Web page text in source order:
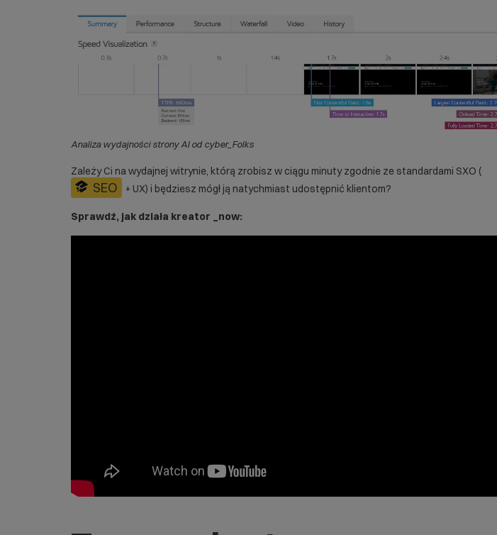
Analiza wydajności strony AI od cyber_Folks
Zależy Ci na wydajnej witrynie, którą zrobisz w ciągu minuty zgodnie ze standardami SXO (
SEO + UX) i będziesz mógł ją natychmiast udostępnić klientom?
Sprawdź, jak działa kreator _now: